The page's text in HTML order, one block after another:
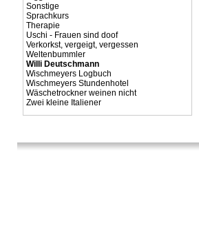
Sonstige
Sprachkurs
Therapie
Uschi - Frauen sind doof
Verkorkst, vergeigt, vergessen
Weltenbummler
Willi Deutschmann
Wischmeyers Logbuch
Wischmeyers Stundenhotel
Wäschetrockner weinen nicht
Zwei kleine Italiener